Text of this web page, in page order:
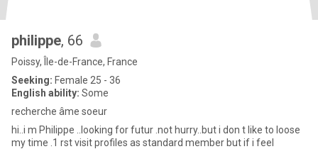
philippe, 66
Poissy, Île-de-France, France
Seeking: Female 25 - 36
English ability: Some
recherche âme soeur
hi..i m Philippe ..looking for futur .not hurry..but i don t like to loose
my time .1 rst visit profiles as standard member but if i feel